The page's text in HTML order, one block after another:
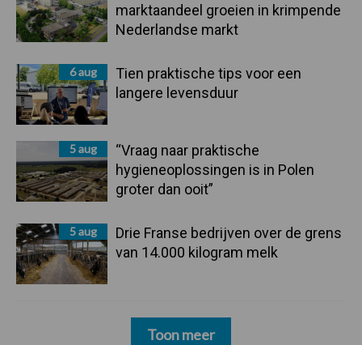
marktaandeel groeien in krimpende
Nederlandse markt
6 aug
Tien praktische tips voor een
langere levensduur
5 aug
“Vraag naar praktische
hygieneoplossingen is in Polen
groter dan ooit”
5 aug
Drie Franse bedrijven over de grens
van 14.000 kilogram melk
Toon meer